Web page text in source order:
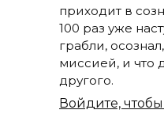
приходит в
100 раз уже
грабли,
миссией, и что
другого.
Войдите, чтобы